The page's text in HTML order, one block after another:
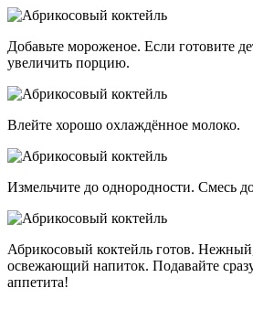
Добавьте мороженое. Если готовите
увеличить порцию.
Влейте хорошо охлаждённое молоко.
Измельчите до однородности. Смесь
Абрикосовый коктейль готов.
освежающий напиток. Подавайте
аппетита!